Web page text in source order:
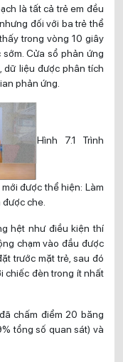
là tất cả trẻ em đều
đối với ba trẻ thể
trong vòng 10 giây
Cửa sổ phản ứng
dữ liệu được phân tích
phản ứng.
Hình 7.1 Trình
được thể hiện: Làm
che.
hệt như điều kiện thí
chạm vào đầu được
trước mặt trẻ, sau đó
chiếc đèn trong ít nhất
chấm điểm 20 băng
tổng số quan sát) và